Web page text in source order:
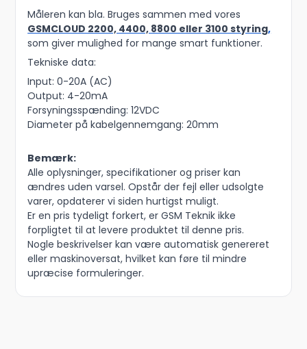
Måleren kan bla. Bruges sammen med vores
GSMCLOUD 2200, 4400, 8800 eller 3100 styring,
som giver mulighed for mange smart funktioner.
Tekniske data:
Input: 0-20A (AC)
Output: 4-20mA
Forsyningsspænding: 12VDC
Diameter på kabelgennemgang: 20mm
Bemærk:
Alle oplysninger, specifikationer og priser kan
ændres uden varsel. Opstår der fejl eller udsolgte
varer, opdaterer vi siden hurtigst muligt.
Er en pris tydeligt forkert, er GSM Teknik ikke
forpligtet til at levere produktet til denne pris.
Nogle beskrivelser kan være automatisk genereret
eller maskinoversat, hvilket kan føre til mindre
upræcise formuleringer.